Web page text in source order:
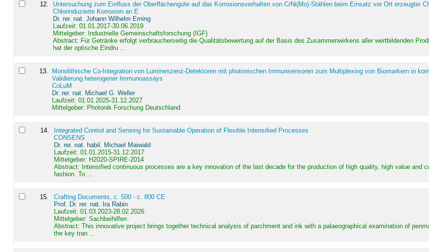
12.
Untersuchung zum Einfluss der Oberflächengüte auf das Korrosionsverhalten von CrNi(Mo)-Stählen beim Einsatz vor Ort erzeugter
Chlorinduzierte Korrosion an E
Dr. rer. nat. Johann Wilhelm Erning
Laufzeit: 01.01.2017-30.06.2019
Mittelgeber: Industrielle Gemeinschaftsforschung (IGF)
Abstract: Für Getränke erfolgt verbraucherseitig die Qualitätsbewertung auf der Basis des Zusammenwirkens aller wertbildenden
hat der optische Eindru ...
13.
Monolithische Co-Integration von Lumineszenz-Detektoren mit photonischen Immunsensoren zum Multiplexing von Biomarkern in
Validierung heterogener Immunoassays
CoLuM
Dr. rer. nat. Michael G. Weller
Laufzeit: 01.01.2025-31.12.2027
Mittelgeber: Photonik Forschung Deutschland
14.
Integrated Control and Sensing for Sustainable Operation of Flexible Intensified Processes
CONSENS
Dr. rer. nat. habil. Michael Maiwald
Laufzeit: 01.01.2015-31.12.2017
Mittelgeber: H2020-SPIRE-2014
Abstract: Intensified continuous processes are a key innovation of the last decade for the production of high quality, high value
fashion. To ...
15.
Crafting Documents, c. 500 - c. 800 CE
Prof. Dr. rer. nat. Ira Rabin
Laufzeit: 01.03.2023-28.02.2026
Mittelgeber: Sachbeihilfen
Abstract: This innovative project brings together technical analysis of parchment and ink with a palaeographical examination of
the key tran ...